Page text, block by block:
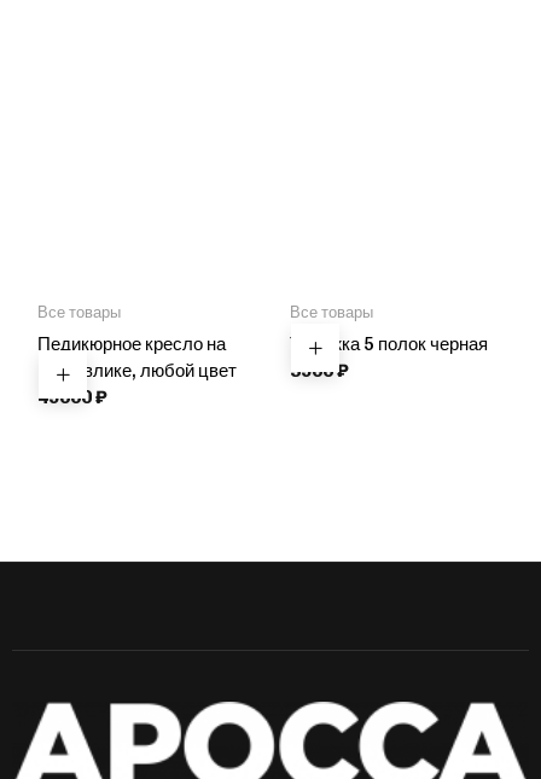
Все товары
Педикюрное кресло на
гидравлике, любой цвет
49000₽
Все товары
Тележка 5 полок черная
3900₽